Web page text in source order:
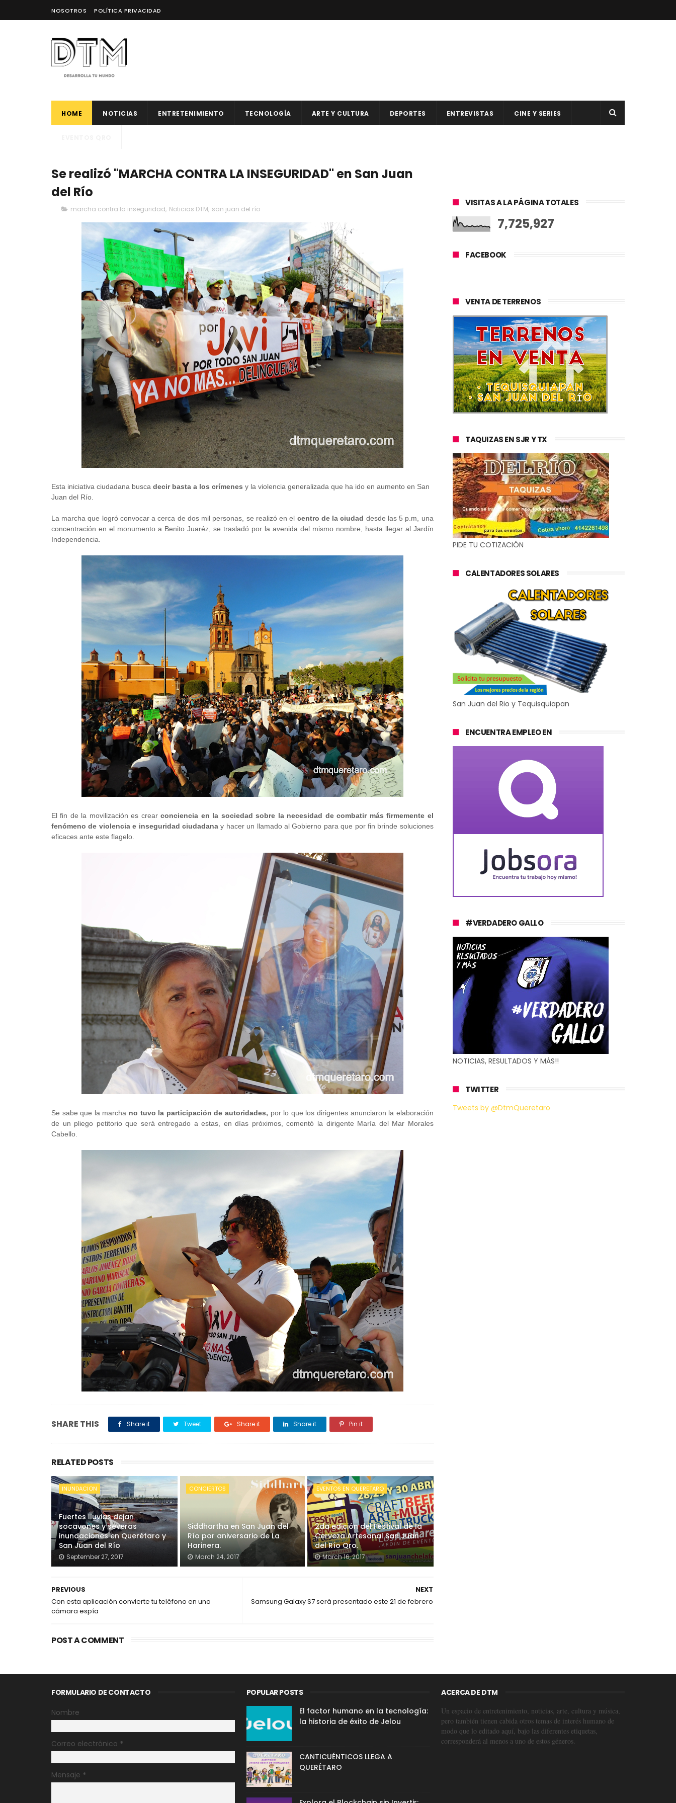
NOSOTROS POLÍTICA PRIVACIDAD
HOME NOTICIAS ENTRETENIMIENTO TECNOLOGÍA ARTE Y CULTURA DEPORTES ENTREVISTAS CINE Y SERIES
Se realizó "MARCHA CONTRA LA INSEGURIDAD" en San Juan
del Río
marcha contra la inseguridad, Noticias DTM, san juan del río
Esta iniciativa ciudadana busca decir basta a los crímenes y la violencia generalizada que ha ido en aumento en San
Juan del Río.
La marcha que logró convocar a cerca de dos mil personas, se realizó en el centro de la ciudad desde las 5 p.m, una
concentración en el monumento a Benito Juaréz, se trasladó por la avenida del mismo nombre, hasta llegar al Jardín
Independencia.
El fin de la movilización es crearconciencia en la sociedad sobre la necesidad de combatir más firmemente el
fenómeno de violencia e inseguridad ciudadanay hacer un llamado al Gobierno para que por fin brinde soluciones
eficaces ante este flagelo.
Se sabe que la marcha no tuvo la participación de autoridades, por lo que los dirigentes anunciaron la elaboración
de un pliego petitorio que será entregado a estas, en días próximos, comentó la dirigente María del Mar Morales
Cabello.
SHARE THIS Share it Tweet Share it Share it Pin it
RELATED POSTS
INUNDACION
Fuertes lluvias dejan
socavones y severas
inundaciones en Querétaro y
San Juan del Río
September 27, 2017
CONCIERTOS
Siddhartha en San Juan del
Río por aniversario de La
Harinera.
March 24, 2017
EVENTOS EN QUERETARO
2da edición del Festival de la
Cerveza Artesanal San Juan
del Río Qro.
March 16, 2017
NEXT
Samsung Galaxy S7 será presentado este 21 de febrero
PREVIOUS
Con esta aplicación convierte tu teléfono en una
cámara espía
POST A COMMENT
VISITAS A LA PÁGINA TOTALES
7,725,927
FACEBOOK
VENTA DE TERRENOS
TAQUIZAS EN SJR Y TX
PIDE TU COTIZACIÓN
CALENTADORES SOLARES
San Juan del Rio y Tequisquiapan
ENCUENTRA EMPLEO EN
#VERDADERO GALLO
NOTICIAS, RESULTADOS Y MÁS!!
TWITTER
Tweets by @DtmQueretaro
FORMULARIO DE CONTACTO
Nombre
Correo electrónico *
Mensaje *
POPULAR POSTS
El factor humano en la tecnología:
la historia de éxito de Jelou
CANTICUÉNTICOS LLEGA A
QUERÉTARO
ACERCA DE DTM
Un espacio de entretenimiento, noticias, arte, cultura y música,
pero también tienen cabida otros temas de interés humano de
modo que lo editado aquí, bajo las diferentes etiquetas,
corresponderá al menos a uno de estos géneros.